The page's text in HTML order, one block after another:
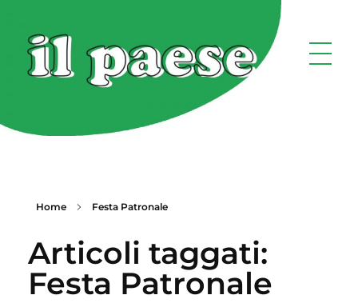
Home Festa Patronale
Articoli taggati:
Festa Patronale